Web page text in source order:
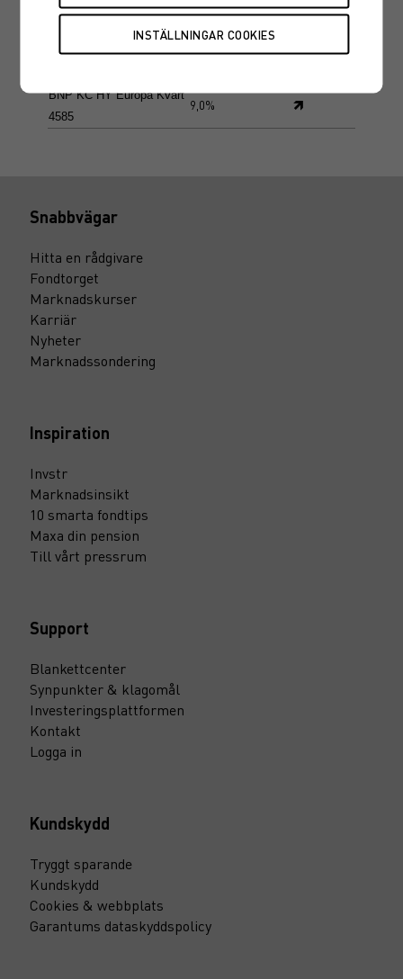
50% 🡾
BNP AC Sv bolag One
11,0% 🡽
BNP KC HY Europa Kvart
4585
9,0% 🡽
Snabbvägar
Hitta en rådgivare
Fondtorget
Marknadskurser
Karriär
Nyheter
Marknadssondering
Inspiration
Invstr
Marknadsinsikt
10 smarta fondtips
Maxa din pension
Till vårt pressrum
Support
Blankettcenter
Synpunkter & klagomål
Investeringsplattformen
Kontakt
Logga in
Kundskydd
Tryggt sparande
Kundskydd
Cookies & webbplats
Garantums dataskyddspolicy